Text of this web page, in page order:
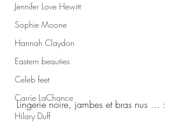
Jennifer Love Hewitt
Sophie Moone
Hannah Claydon
Eastern beauties
Celeb feet
Carrie LaChance
Hilary Duff
Lingerie noire, jambes et bras nus ... :